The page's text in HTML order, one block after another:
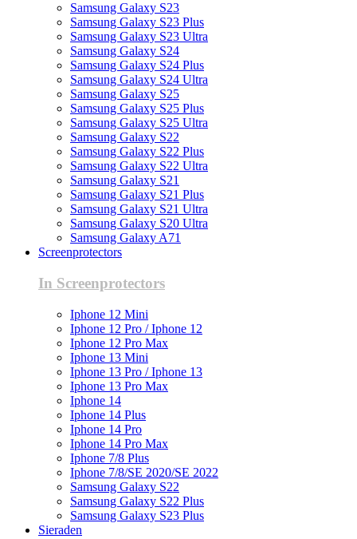
Samsung Galaxy S23
Samsung Galaxy S23 Plus
Samsung Galaxy S23 Ultra
Samsung Galaxy S24
Samsung Galaxy S24 Plus
Samsung Galaxy S24 Ultra
Samsung Galaxy S25
Samsung Galaxy S25 Plus
Samsung Galaxy S25 Ultra
Samsung Galaxy S22
Samsung Galaxy S22 Plus
Samsung Galaxy S22 Ultra
Samsung Galaxy S21
Samsung Galaxy S21 Plus
Samsung Galaxy S21 Ultra
Samsung Galaxy S20 Ultra
Samsung Galaxy A71
Screenprotectors
In Screenprotectors
Iphone 12 Mini
Iphone 12 Pro / Iphone 12
Iphone 12 Pro Max
Iphone 13 Mini
Iphone 13 Pro / Iphone 13
Iphone 13 Pro Max
Iphone 14
Iphone 14 Plus
Iphone 14 Pro
Iphone 14 Pro Max
Iphone 7/8 Plus
Iphone 7/8/SE 2020/SE 2022
Samsung Galaxy S22
Samsung Galaxy S22 Plus
Samsung Galaxy S23 Plus
Sieraden